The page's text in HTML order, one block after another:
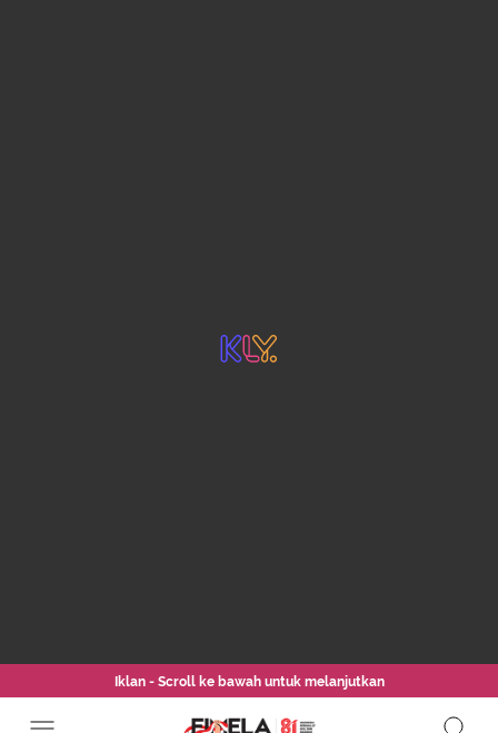
Iklan - Scroll ke bawah untuk melanjutkan